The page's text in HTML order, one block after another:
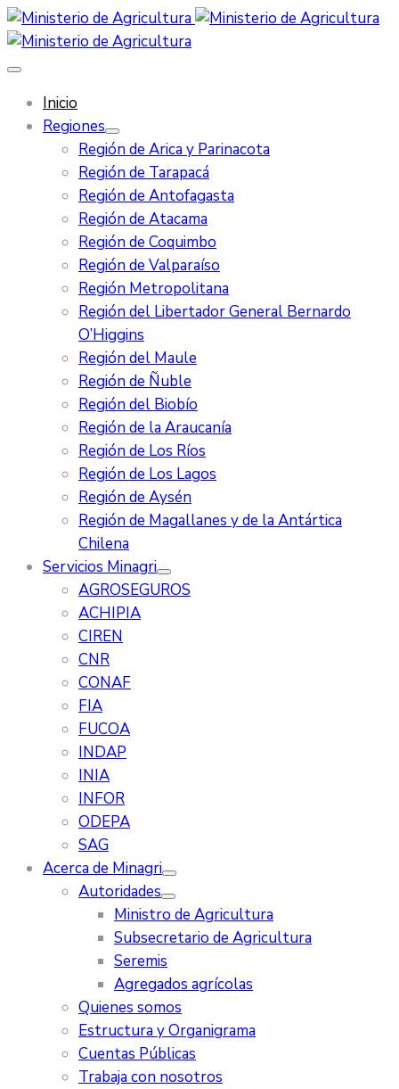
Inicio
Regiones
Región de Arica y Parinacota
Región de Tarapacá
Región de Antofagasta
Región de Atacama
Región de Coquimbo
Región de Valparaíso
Región Metropolitana
Región del Libertador General Bernardo
O’Higgins
Región del Maule
Región de Ñuble
Región del Biobío
Región de la Araucanía
Región de Los Ríos
Región de Los Lagos
Región de Aysén
Región de Magallanes y de la Antártica
Chilena
Servicios Minagri
AGROSEGUROS
ACHIPIA
CIREN
CNR
CONAF
FIA
FUCOA
INDAP
INIA
INFOR
ODEPA
SAG
Acerca de Minagri
Autoridades
Ministro de Agricultura
Subsecretario de Agricultura
Seremis
Agregados agrícolas
Quienes somos
Estructura y Organigrama
Cuentas Públicas
Trabaja con nosotros